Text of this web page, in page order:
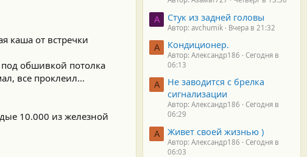
каша от встречки
обшивкой потолка
все проклеил...
10.000 из железной
A Стук из задней головы
Автор: avchumik Вчера в 21:32
А Кондиционер.
Автор: Александр186
Сегодня в
06:13
А
Не заводится с брелка
сигнализации
Автор: Александр186
Сегодня в
06:29
А Живет своей жизнью )
Автор: Александр186
Сегодня в
06:03